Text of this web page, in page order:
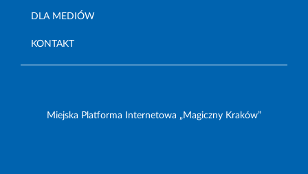
DLA MEDIÓW
KONTAKT
Miejska Platforma Internetowa „Magiczny Kraków”